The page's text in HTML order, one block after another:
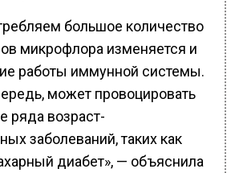
большое количество
микрофлора изменяется и
работы иммунной системы.
может провоцировать
ряда возраст-
заболеваний, таких как
диабет», — объяснила